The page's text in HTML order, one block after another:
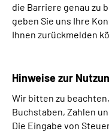
Leichte Sprache
die Barriere genau zu
geben Sie uns Ihre
Ihnen zurückmelden
Hinweise zur
Wir bitten zu
Buchstaben, Zahlen
Die Eingabe von